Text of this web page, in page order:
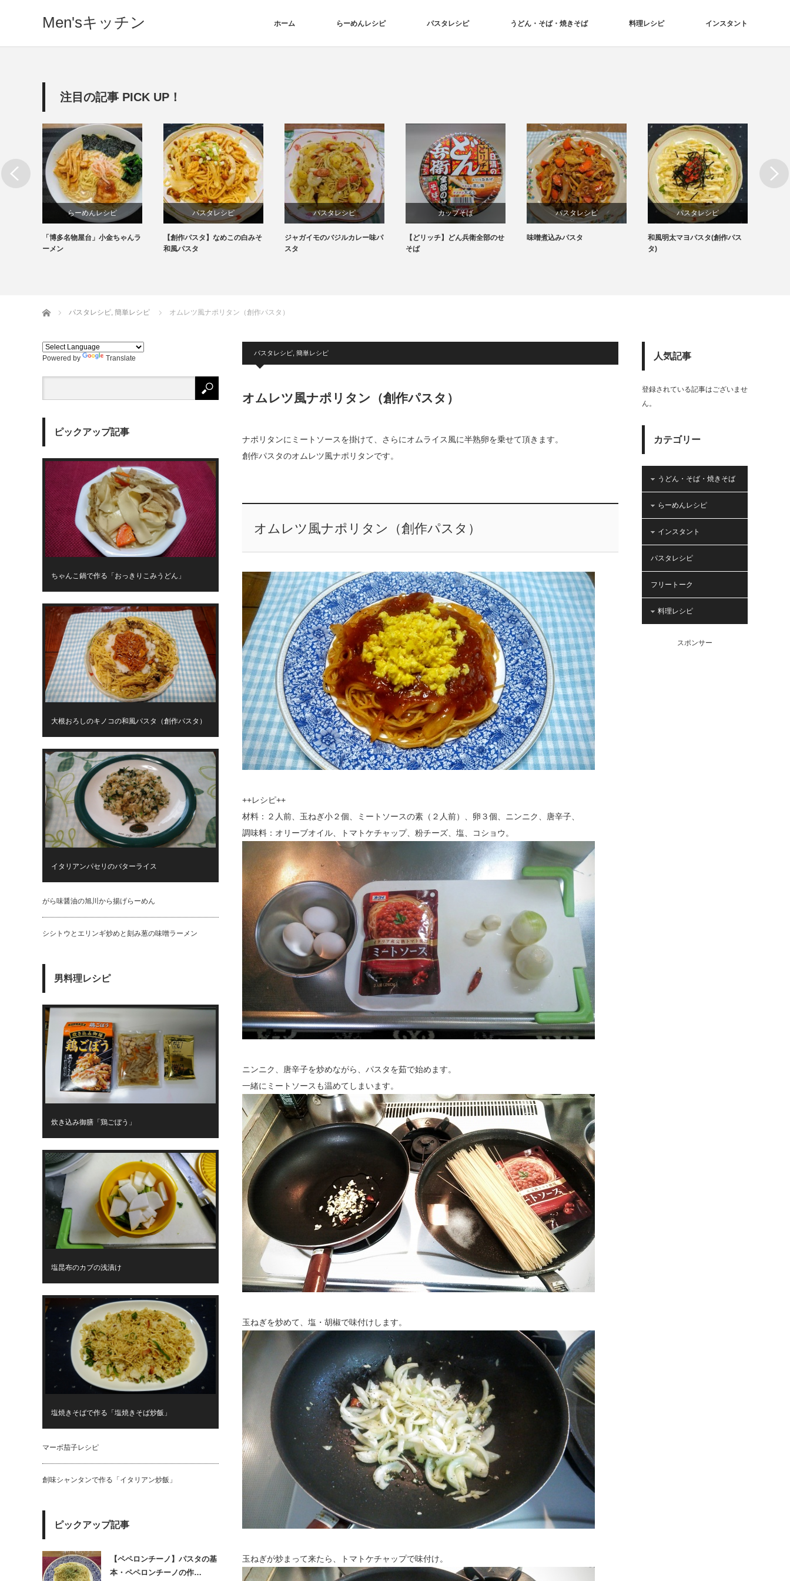
Men'sキッチン ホーム らーめんレシピ パスタレシピ うどん・そば・焼きそば 料理レシピ インスタント
注目の記事 PICK UP！
らーめんレシピ
インスタント
「博多名物屋台」小金ちゃんラ
ーメン
パスタレシピ
【創作パスタ】なめこの白みそ
和風パスタ
パスタレシピ
ジャガイモのバジルカレー味パ
スタ
カップそば
【どリッチ】どん兵衛全部のせ
そば
パスタレシピ
味噌煮込みパスタ
パスタレシピ
和風明太マヨパスタ(創作パス
タ)
Next
ホーム パスタレシピ, 簡単レシピ オムレツ風ナポリタン（創作パスタ）
パスタレシピ 簡単レシピ
オムレツ風ナポリタン（創作パスタ）
ナポリタンにミートソースを掛けて、さらにオムライス風に半熟卵を乗せて頂きます。
創作パスタのオムレツ風ナポリタンです。
オムレツ風ナポリタン（創作パスタ）
++レシピ++
材料：２人前、玉ねぎ小２個、ミートソースの素（２人前）、卵３個、ニンニク、唐辛子、
調味料：オリーブオイル、トマトケチャップ、粉チーズ、塩、コショウ。
ニンニク、唐辛子を炒めながら、パスタを茹で始めます。
一緒にミートソースも温めてしまいます。
玉ねぎを炒めて、塩・胡椒で味付けします。
玉ねぎが炒まって来たら、トマトケチャップで味付け。
Powered by Translate
ピックアップ記事
ちゃんこ鍋で作る「おっきりこみうどん」
大根おろしのキノコの和風パスタ（創作パスタ）
イタリアンパセリのバターライス
がら味醤油の旭川から揚げらーめん
シシトウとエリンギ炒めと刻み葱の味噌ラーメン
男料理レシピ
炊き込み御膳「鶏ごぼう」
塩昆布のカブの浅漬け
塩焼きそばで作る「塩焼きそば炒飯」
マーボ茄子レシピ
創味シャンタンで作る「イタリアン炒飯」
ピックアップ記事
【ペペロンチーノ】パスタの基
本・ペペロンチーノの作…
人気記事
登録されている記事はございませ
ん。
カテゴリー
うどん・そば・焼きそば
らーめんレシピ
インスタント
パスタレシピ
フリートーク
料理レシピ
スポンサー